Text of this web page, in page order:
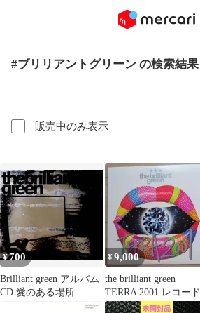
#ブリリアントグリーン の検索結果
販売中のみ表示
¥700
Brilliant green アルバム
CD 愛のある場所
¥9,000
the brilliant green
TERRA 2001 レコード